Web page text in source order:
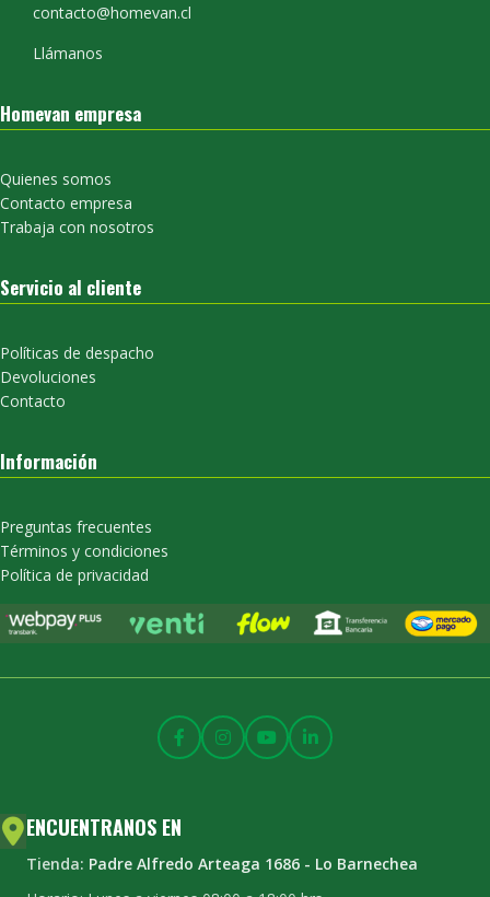
contacto@homevan.cl
Llámanos
Homevan empresa
Quienes somos
Contacto empresa
Trabaja con nosotros
Servicio al cliente
Políticas de despacho
Devoluciones
Contacto
Información
Preguntas frecuentes
Términos y condiciones
Política de privacidad
ENCUENTRANOS EN
Tienda: Padre Alfredo Arteaga 1686 - Lo Barnechea